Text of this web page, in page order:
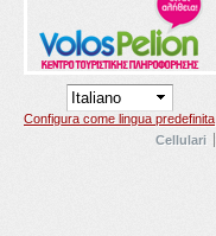
Configura come lingua predefinita
Cellulari